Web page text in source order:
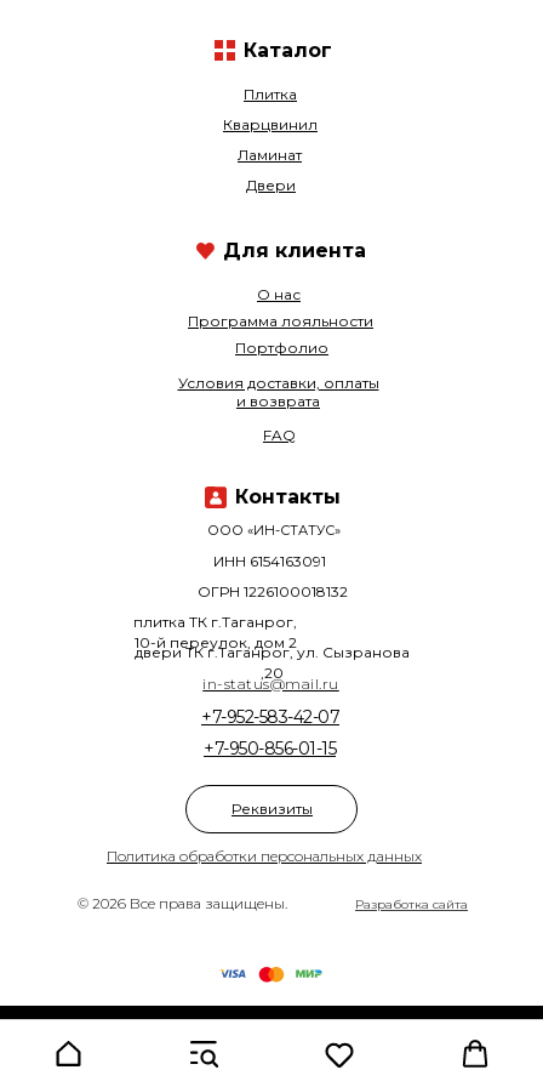
© 2026 Все права защищены.
Политика обработки персональных данных
Плитка
Кварцвинил
+7-950-856-01-15
+7-952-583-42-07
О нас
Ламинат
Программа лояльности
Двери
Портфолио
ООО «ИН-СТАТУС»
плитка ТК г.Таганрог,
10-й переулок, дом 2
двери ТК г.Таганрог, ул. Сызранова
,20
ОГРН 1226100018132
ИНН 6154163091
Разработка сайта
Условия доставки, оплаты
и возврата
FAQ
Каталог
in-status@mail.ru
Контакты
Для клиента
Реквизиты
Made on Tilda